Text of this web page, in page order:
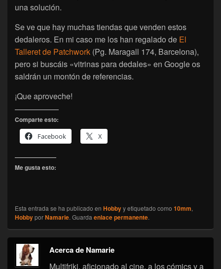
una solución.
Se ve que hay muchas tiendas que venden estos
dedaleros. En mi caso me los han regalado de El
Talleret de Patchwork (Pg. Maragall 174, Barcelona),
pero si buscáis «vitrinas para dedales» en Google os
saldrán un montón de referencias.
¡Que aproveche!
Comparte esto:
Facebook
X
Me gusta esto:
Esta entrada se ha publicado en Hobbyy etiquetado como 10mm,
HobbyporNamarie. Guarda enlace permanente.
Acerca de Namarie
Multifriki, aficionado al cine, a los cómics y a